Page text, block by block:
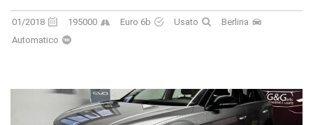
01/2018 195000 Euro 6b Usato
Berlina
Automatico